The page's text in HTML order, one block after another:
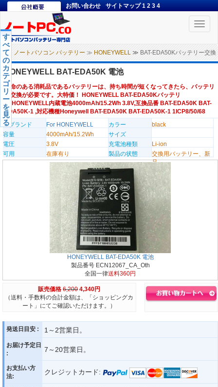
お問い合わせ サイトマップ 1 2 3 4
Toggle
ノートパソコン バッテリー ≫ HONEYWELL ≫ BAT-EDA50Kバッテリー交換
す
べ
て
の
カ
テ
ゴ
リ
ー
を
見
る
HONEYWELL BAT-EDA50K 電池
寿命のある消耗品であるバッテリーは、持ち時間が短くなってきたら、バッテリ
ー交換が必要です。大特価！ HONEYWELL BAT-EDA50Kバッテリ
ー,HONEYWELL内蔵電池4000mAh/15.2Wh 3.8V,互換品番 BAT-EDA50K BAT-
EDA50K-1 ,対応機種Honeywell BAT-EDA50K BAT-EDA50K-1 1ICP8/50/68
のブランド
For HONEYWELL カラー
black
容量
4000mAh/15.2Wh
サイズ
電圧
3.8V 充電池種類
Li-ion
可用
在庫有り 製品の状態
交換用バッテリー、新
品
HONEYWELL BAT-EDA50K 電池
製品番号 ECN12067_CA_Oth
全国一律送料360円
販売価格 6,200 4,340円
（送料・手数料の合計金額は、「ショッピングカ
ート」にてご確認いただけます。）
発送日目安 : 1～2営業日。
お届け予定日
:
7～20営業日。
お支払い方
法:
クレジットカード: